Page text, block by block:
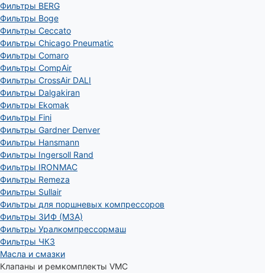
Фильтры BERG
Фильтры Boge
Фильтры Ceccato
Фильтры Chicago Pneumatic
Фильтры Comaro
Фильтры CompAir
Фильтры CrossAir DALI
Фильтры Dalgakiran
Фильтры Ekomak
Фильтры Fini
Фильтры Gardner Denver
Фильтры Hansmann
Фильтры Ingersoll Rand
Фильтры IRONMAC
Фильтры Remeza
Фильтры Sullair
Фильтры для поршневых компрессоров
Фильтры ЗИФ (МЗА)
Фильтры Уралкомпрессормаш
Фильтры ЧКЗ
Масла и смазки
Клапаны и ремкомплекты VMC